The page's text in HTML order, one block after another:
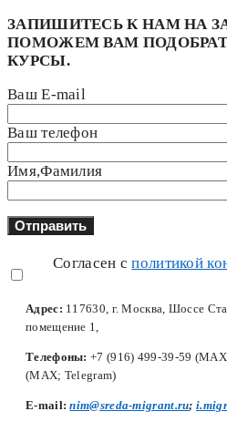
ЗАПИШИТЕСЬ К НАМ НА
ПОМОЖЕМ ВАМ
КУРСЫ.
Ваш E-mail
Ваш телефон
Имя,Фамилия
Согласен сполитикой
Адрес: 117630, г. Москва, Шоссе
помещение 1,
Телефоны: +7 (916) 499-39-59
(MAX; Telegram)
Е-mail:nim@sreda-migrant.ru;